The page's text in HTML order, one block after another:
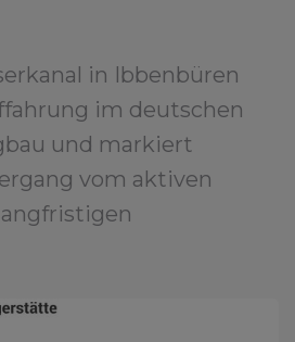
in Ibbenbüren
im deutschen
und markiert
vom aktiven